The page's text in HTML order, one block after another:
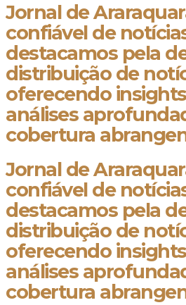
Jornal de
confiável de
destacamos pela
distribuição de
oferecendo
análises
cobertura
Jornal de
confiável de
destacamos pela
distribuição de
oferecendo
análises
cobertura